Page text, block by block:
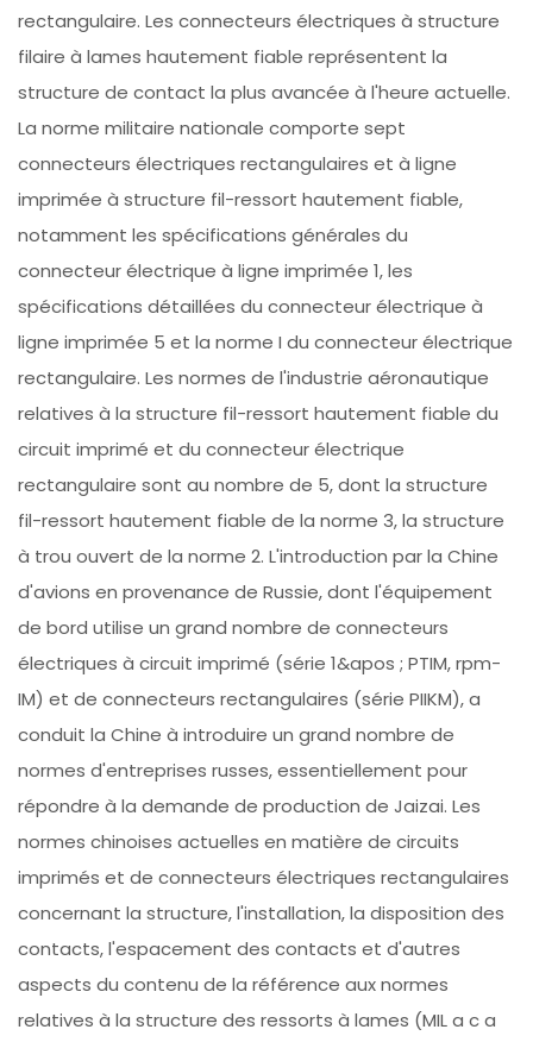
rectangulaire. Les connecteurs électriques à structure
filaire à lames hautement fiable représentent la
structure de contact la plus avancée à l'heure actuelle.
La norme militaire nationale comporte sept
connecteurs électriques rectangulaires et à ligne
imprimée à structure fil-ressort hautement fiable,
notamment les spécifications générales du
connecteur électrique à ligne imprimée 1, les
spécifications détaillées du connecteur électrique à
ligne imprimée 5 et la norme I du connecteur électrique
rectangulaire. Les normes de l'industrie aéronautique
relatives à la structure fil-ressort hautement fiable du
circuit imprimé et du connecteur électrique
rectangulaire sont au nombre de 5, dont la structure
fil-ressort hautement fiable de la norme 3, la structure
à trou ouvert de la norme 2. L'introduction par la Chine
d'avions en provenance de Russie, dont l'équipement
de bord utilise un grand nombre de connecteurs
électriques à circuit imprimé (série 1&apos ; PTIM, rpm-
IM) et de connecteurs rectangulaires (série PIIKM), a
conduit la Chine à introduire un grand nombre de
normes d'entreprises russes, essentiellement pour
répondre à la demande de production de Jaizai. Les
normes chinoises actuelles en matière de circuits
imprimés et de connecteurs électriques rectangulaires
concernant la structure, l'installation, la disposition des
contacts, l'espacement des contacts et d'autres
aspects du contenu de la référence aux normes
relatives à la structure des ressorts à lames (MIL a c a